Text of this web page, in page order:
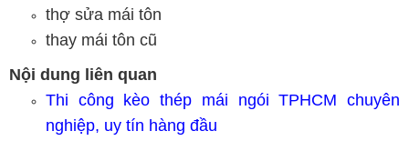
thợ sửa mái tôn
thay mái tôn cũ
Nội dung liên quan
Thi công kèo thép mái ngói TPHCM chuyên
nghiệp, uy tín hàng đầu